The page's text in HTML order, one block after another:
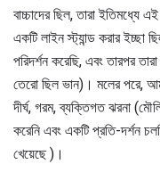
বাচ্চাদের ছিল, তারা ইতিমধ্যে
একটি লাইন স্ট্যান্ড করার ইচ্ছা
পরিদর্শন করেছি, এবং তারপর
তেরো ছিল ভান)। মলের পরে,
দীর্ঘ, গরম, ব্যক্তিগত ঝরনা
করেনি এবং একটি প্রতি-দর্শন
খেয়েছে )।